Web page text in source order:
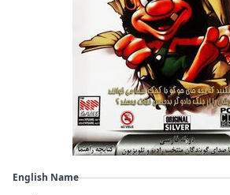
English Name